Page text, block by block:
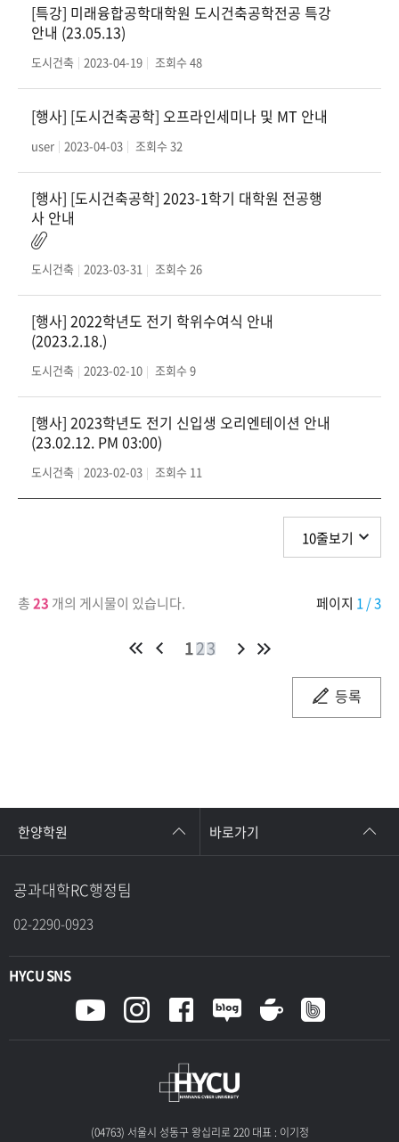
[특강] 미래융합공학대학원 도시건축공학전공 특강
안내 (23.05.13)
도시건축 2023-04-19 조회수 48
[행사] [도시건축공학] 오프라인세미나 및 MT 안내
user 2023-04-03 조회수 32
[행사] [도시건축공학] 2023-1학기 대학원 전공행
사 안내
도시건축 2023-03-31 조회수 26
[행사] 2022학년도 전기 학위수여식 안내
(2023.2.18.)
도시건축 2023-02-10 조회수 9
[행사] 2023학년도 전기 신입생 오리엔테이션 안내
(23.02.12. PM 03:00)
도시건축 2023-02-03 조회수 11
총23 개의 게시물이 있습니다. 페이지 1/ 3
123
등록
한양학원 바로가기
(04763) 서울시 성동구 왕십리로 220 대표 : 이기정
HYCU SNS
공과대학RC행정팀
02-2290-0923